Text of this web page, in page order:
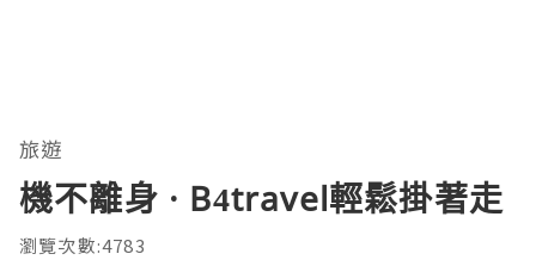
旅遊
機不離身 · B4travel輕鬆掛著走
瀏覽次數:4783